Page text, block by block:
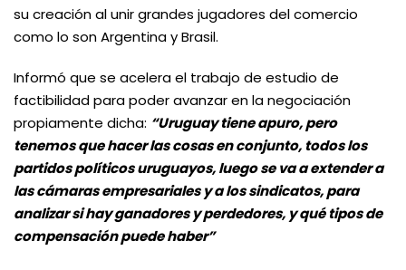
su creación al unir grandes jugadores del comercio
como lo son Argentina y Brasil.
Informó que se acelera el trabajo de estudio de
factibilidad para poder avanzar en la negociación
propiamente dicha: “Uruguay tiene apuro, pero
tenemos que hacer las cosas en conjunto, todos los
partidos políticos uruguayos, luego se va a extender a
las cámaras empresariales y a los sindicatos, para
analizar si hay ganadores y perdedores, y qué tipos de
compensación puede haber”